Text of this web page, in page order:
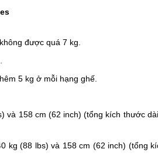
được quá 7 kg.
5 kg ở mỗi hạng ghế.
và 158 cm (62 inch) (tổng kích thước
kg (88 lbs) và 158 cm (62 inch) (tổng